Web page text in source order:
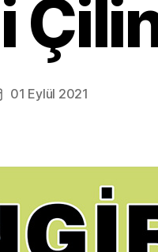
01 Eylül 2021